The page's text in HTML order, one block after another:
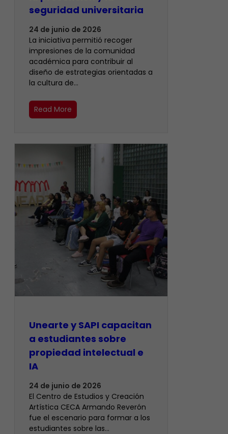
seguridad universitaria
24 de junio de 2026
La iniciativa permitió recoger
impresiones de la comunidad
académica para contribuir al
diseño de estrategias orientadas a
la cultura de…
Read More
Unearte y SAPI capacitan
a estudiantes sobre
propiedad intelectual e
IA
24 de junio de 2026
El Centro de Estudios y Creación
Artística CECA Armando Reverón
fue el escenario para formar a los
estudiantes sobre las…